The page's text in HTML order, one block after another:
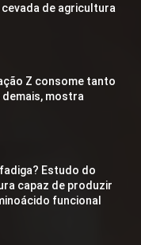
de agricultura
Z consome tanto
mostra
Estudo do
capaz de produzir
funcional